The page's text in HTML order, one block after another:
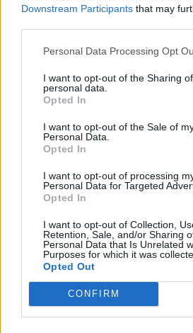
Downstream Participants that may
Personal Data Processing Opt
I want to opt-out of the Sharing
personal data.
Opted In
I want to opt-out of the Sale of
Personal Data.
Opted In
I want to opt-out of processing
Personal Data for Targeted
Opted In
I want to opt-out of Collection,
Retention, Sale, and/or Sharing
Personal Data that Is Unrelated
Purposes for which it was
Opted Out
CONFIRM
18χρονος έσπασε παγκόσμιο ρεκόρ
καθηγητής -Διδάσκει συνομηλίκους
8 Αυγούστου, 2026
Πότε θα πληρωθούν οι συντάξεις
8 Αυγούστου, 2026
Τα κύματα καύσωνα στην Ιταλία, τη
8 Αυγούστου, 2026
χαμόγελο
8 Αυγούστου, 2026
Τρόμος για δύτες: Ήρθαν πρόσωπο με
καρχαρία